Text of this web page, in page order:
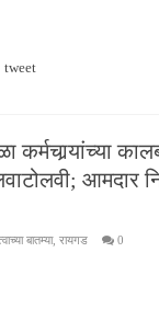
tweet
कर्मचार्‍यांच्या
आमदार
बातम्या,रायगड 0